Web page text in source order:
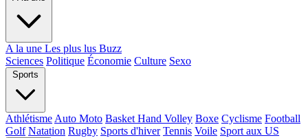
A la une Les plus lus Buzz
Sciences Politique Économie Culture Sexo
Sports
Athlétisme Auto Moto Basket Hand Volley Boxe Cyclisme Football
Golf Natation Rugby Sports d'hiver Tennis Voile Sport aux US